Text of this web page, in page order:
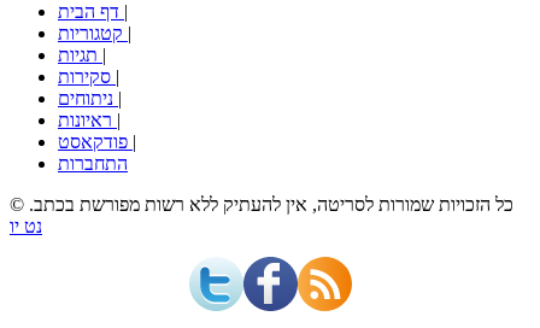
|
|
|
|
|
|
|
התחברות
© כל הזכויות שמורות לסריטה, אין להעתיק ללא רשות מפורשת בכתב.
נט יו